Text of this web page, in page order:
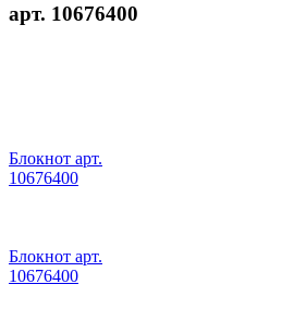
арт. 10676400
Блокнот арт.
10676400
Блокнот арт.
10676400